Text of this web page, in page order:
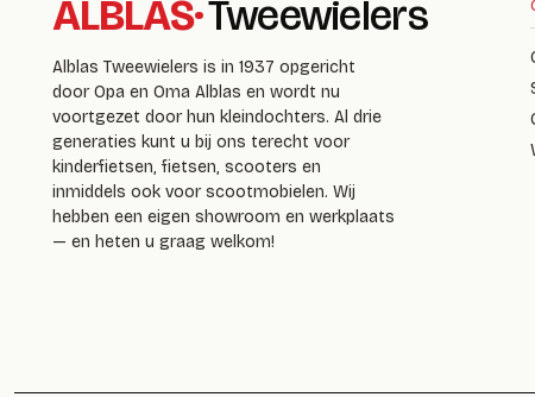
ALBLAS·Tweewielers
Alblas Tweewielers is in 1937 opgericht
door Opa en Oma Alblas en wordt nu
voortgezet door hun kleindochters. Al drie
generaties kunt u bij ons terecht voor
kinderfietsen, fietsen, scooters en
inmiddels ook voor scootmobielen. Wij
hebben een eigen showroom en werkplaats
— en heten u graag welkom!